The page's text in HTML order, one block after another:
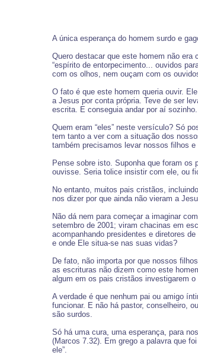
A única esperança do homem surdo e
Quero destacar que este homem não era
“espírito de entorpecimento... ouvidos
com os olhos, nem ouçam com os
O fato é que este homem queria ouvir.
a Jesus por conta própria. Teve de ser
escrita. E conseguia andar por aí
Quem eram “eles” neste versículo? Só
tem tanto a ver com a situação dos
também precisamos levar nossos filhos e
Pense sobre isto. Suponha que foram
ouvisse. Seria tolice insistir com ele, ou
No entanto, muitos pais cristãos,
nos dizer por que ainda não vieram a
Não dá nem para começar a imaginar
setembro de 2001; viram chacinas em
acompanhando presidentes e diretores
e onde Ele situa-se nas suas vidas?
De fato, não importa por que nossos
as escrituras não dizem como este
algum em os pais cristãos investigarem
A verdade é que nenhum pai ou amigo
funcionar. E não há pastor, conselheiro,
são surdos.
Só há uma cura, uma esperança, para
(Marcos 7.32). Em grego a palavra que
ele”.